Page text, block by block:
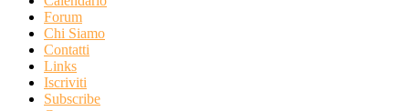
Forum
Chi Siamo
Contatti
Links
Iscriviti
Subscribe